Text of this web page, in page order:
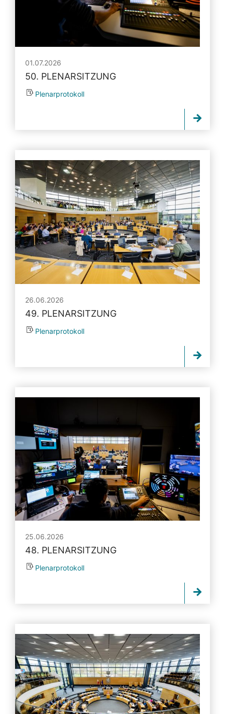
01.07.2026
50. PLENARSITZUNG
Plenarprotokoll
26.06.2026
49. PLENARSITZUNG
Plenarprotokoll
25.06.2026
48. PLENARSITZUNG
Plenarprotokoll